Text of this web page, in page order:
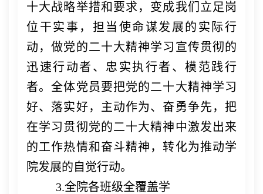
十大战略举措和要求，变成我们立足岗
位干实事，担当使命谋发展的实际行
动，做党的二十大精神学习宣传贯彻的
迅速行动者、忠实执行者、模范践行
者。全体党员要把党的二十大精神学习
好、落实好，主动作为、奋勇争先，把
在学习贯彻党的二十大精神中激发出来
的工作热情和奋斗精神，转化为推动学
院发展的自觉行动。
3.全院各班级全覆盖学